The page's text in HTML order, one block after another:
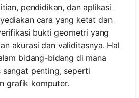
pendidikan, dan aplikasi
cara yang ketat dan
bukti geometri yang
akurasi dan validitasnya. Hal
bidang-bidang di mana
sangat penting, seperti
grafik komputer.